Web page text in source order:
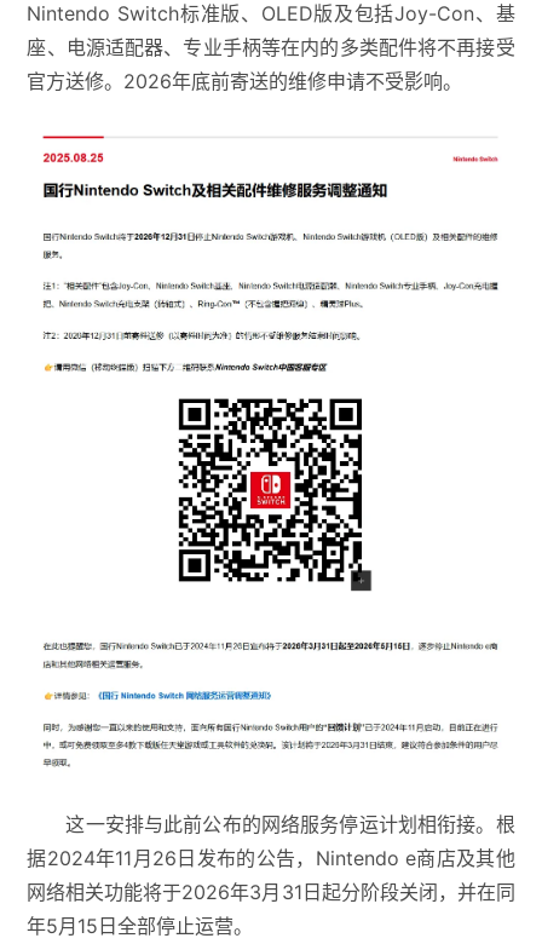
Nintendo Switch标准版、OLED版及包括Joy-Con、基
座、电源适配器、专业手柄等在内的多类配件将不再接受
官方送修。2026年底前寄送的维修申请不受影响。
这一安排与此前公布的网络服务停运计划相衔接。根
据2024年11月26日发布的公告，Nintendo e商店及其他
网络相关功能将于2026年3月31日起分阶段关闭，并在同
年5月15日全部停止运营。